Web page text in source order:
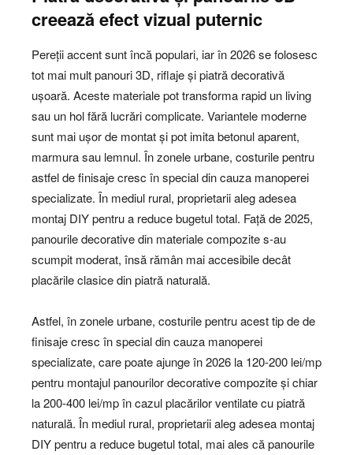
creează efect vizual puternic
Pereții accent sunt încă populari, iar în 2026 se folosesc
tot mai mult panouri 3D, riflaje și piatră decorativă
ușoară. Aceste materiale pot transforma rapid un living
sau un hol fără lucrări complicate. Variantele moderne
sunt mai ușor de montat și pot imita betonul aparent,
marmura sau lemnul. În zonele urbane, costurile pentru
astfel de finisaje cresc în special din cauza manoperei
specializate. În mediul rural, proprietarii aleg adesea
montaj DIY pentru a reduce bugetul total. Față de 2025,
panourile decorative din materiale compozite s-au
scumpit moderat, însă rămân mai accesibile decât
placările clasice din piatră naturală.
Astfel, în zonele urbane, costurile pentru acest tip de de
finisaje cresc în special din cauza manoperei
specializate, care poate ajunge în 2026 la 120-200 lei/mp
pentru montajul panourilor decorative compozite și chiar
la 200-400 lei/mp în cazul placărilor ventilate cu piatră
naturală. În mediul rural, proprietarii aleg adesea montaj
DIY pentru a reduce bugetul total, mai ales că panourile